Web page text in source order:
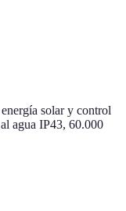
solar y control
agua IP43, 60.000